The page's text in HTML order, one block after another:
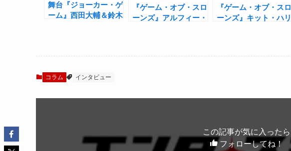
舞台『ジョーカー・ゲ
ーム』西田大輔＆鈴木
『ゲーム・オブ・スロ
ーンズ』アルフィー・
『ゲーム・オブ・スロ
ーンズ』キット・ハリ
コラム インタビュー
この記事が気に入ったら
フォローしてね！